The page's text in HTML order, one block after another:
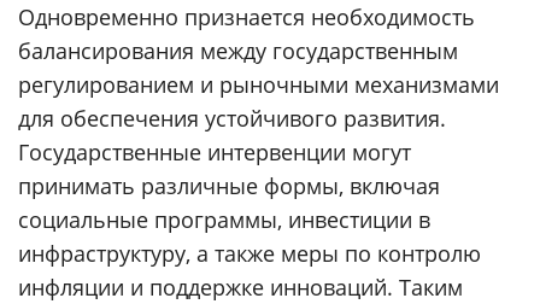
Одновременно признается необходимость
балансирования между государственным
регулированием и рыночными механизмами
для обеспечения устойчивого развития.
Государственные интервенции могут
принимать различные формы, включая
социальные программы, инвестиции в
инфраструктуру, а также меры по контролю
инфляции и поддержке инноваций. Таким